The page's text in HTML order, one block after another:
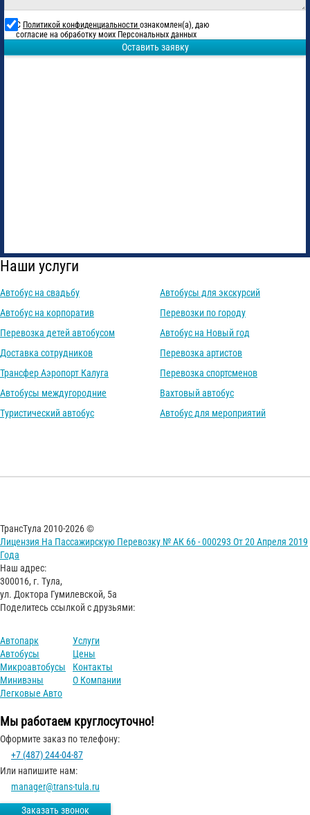
С Политикой конфиденциальности ознакомлен(а), даю
согласие на обработку моих Персональных данных
Оставить заявку
Наши услуги
Автобус на свадьбу
Автобус на корпоратив
Перевозка детей автобусом
Доставка сотрудников
Трансфер Аэропорт Калуга
Автобусы междугородние
Туристический автобус
Автобусы для экскурсий
Перевозки по городу
Автобус на Новый год
Перевозка артистов
Перевозка спортсменов
Вахтовый автобус
Автобус для мероприятий
ТрансТула 2010-2026 ©
Лицензия На Пассажирскую Перевозку № АК 66 - 000293 От 20 Апреля 2019
Года
Наш адрес:
300016, г. Тула,
ул. Доктора Гумилевской, 5а
Поделитесь ссылкой с друзьями:
Автопарк
Автобусы
Микроавтобусы
Минивэны
Легковые Авто
Услуги
Цены
Контакты
О Компании
Мы работаем круглосуточно!
Оформите заказ по телефону:
+7 (487) 244-04-87
Или напишите нам:
manager@trans-tula.ru
Заказать звонок